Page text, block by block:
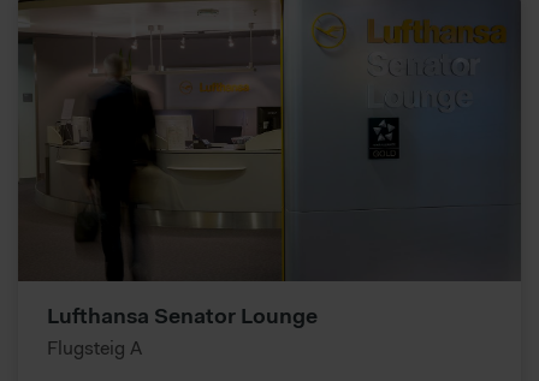
Lufthansa Senator Lounge
Flugsteig A